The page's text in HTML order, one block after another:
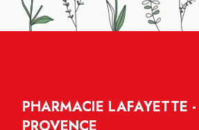
PHARMACIE LAFAYETTE